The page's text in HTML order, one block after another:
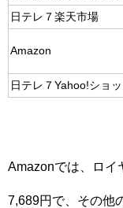
日テレ７楽天市場
Amazon
日テレ７Yahoo!ショ
Amazonでは、ロイ
7,689円で、その他